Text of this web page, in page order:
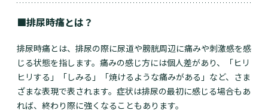
■排尿時痛とは？
排尿時痛とは、排尿の際に尿道や膀胱周辺に痛みや刺激感を感
じる状態を指します。痛みの感じ方には個人差があり、「ヒリ
ヒリする」「しみる」「焼けるような痛みがある」など、さま
ざまな表現で表されます。症状は排尿の最初に感じる場合もあ
れば、終わり際に強くなることもあります。